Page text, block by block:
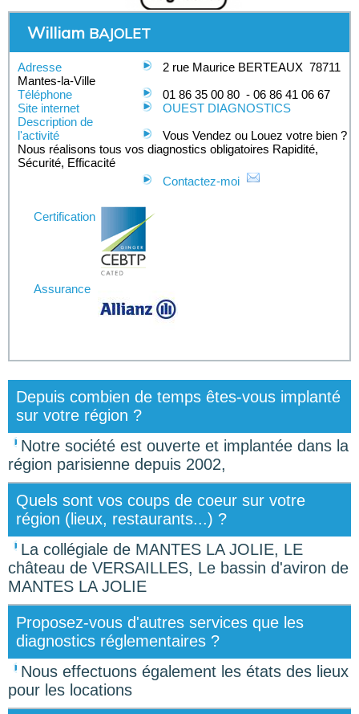
William BAJOLET
Adresse 2 rue Maurice BERTEAUX 78711
Mantes-la-Ville
Téléphone
01 86 35 00 80 - 06 86 41 06 67
Site internet
OUEST DIAGNOSTICS
Description de
l'activité
Vous Vendez ou Louez votre bien ?
Nous réalisons tous vos diagnostics obligatoires Rapidité,
Sécurité, Efficacité
Contactez-moi
Certification
Assurance
Depuis combien de temps êtes-vous implanté
sur votre région ?
Notre société est ouverte et implantée dans la
région parisienne depuis 2002,
Quels sont vos coups de coeur sur votre
région (lieux, restaurants...) ?
La collégiale de MANTES LA JOLIE, LE
château de VERSAILLES, Le bassin d'aviron de
MANTES LA JOLIE
Proposez-vous d'autres services que les
diagnostics réglementaires ?
Nous effectuons également les états des lieux
pour les locations